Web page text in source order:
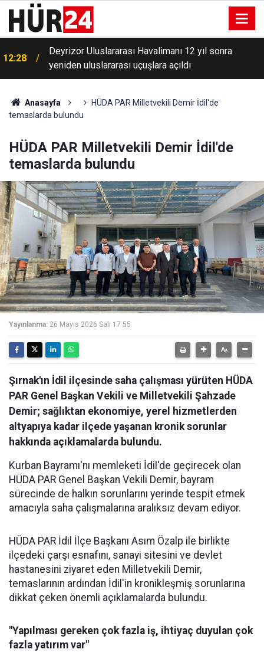
12:21
Kastamonu merkezli uyuşturucu operasyonunda 15
şüpheliye işlem
Anasayfa
HÜDA PAR Milletvekili Demir İdil'de
temaslarda bulundu
HÜDA PAR Milletvekili Demir İdil'de
temaslarda bulundu
Yayınlanma: 26 Mayıs 2026 Salı 17:55
Şırnak'ın İdil ilçesinde saha çalışması yürüten HÜDA
PAR Genel Başkan Vekili ve Milletvekili Şahzade
Demir; sağlıktan ekonomiye, yerel hizmetlerden
altyapıya kadar ilçede yaşanan kronik sorunlar
hakkında açıklamalarda bulundu.
Kurban Bayramı'nı memleketi İdil'de geçirecek olan
HÜDA PAR Genel Başkan Vekili Demir, bayram
sürecinde de halkın sorunlarını yerinde tespit etmek
amacıyla saha çalışmalarına aralıksız devam ediyor.
HÜDA PAR İdil İlçe Başkanı Asım Özalp ile birlikte
ilçedeki çarşı esnafını, sanayi sitesini ve devlet
hastanesini ziyaret eden Milletvekili Demir,
temaslarının ardından İdil'in kronikleşmiş sorunlarına
dikkat çeken önemli açıklamalarda bulundu.
"Yapılması gereken çok fazla iş, ihtiyaç duyulan çok
fazla yatırım var"